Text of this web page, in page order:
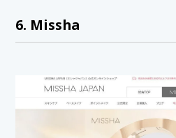
6. Missha